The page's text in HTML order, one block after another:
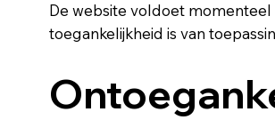
De website voldoet momenteel
toegankelijkheid is van